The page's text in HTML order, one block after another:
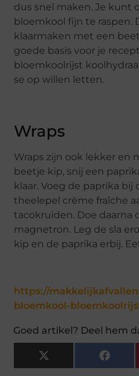
dus snel maken. Je kunt
bloemkool fijn te raspen.
klaarmaken met een
goede basis voor je
bloemkoolrijst
se op willen letten.
Wraps
Wraps zijn ook lekker en
beetje kip, snij een
klaar. Voeg de paprika bij
theelepel crème fraîche
tacokruiden. Doe daarna
magnetron. Leg de sla
kip en de paprika erbij.
https://
bloemkool-
Goed artikel? Deel hem
X
(Twitter)